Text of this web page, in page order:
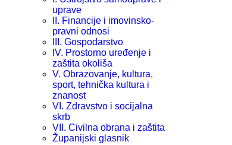
uprave
II. Financije i imovinsko-
pravni odnosi
III. Gospodarstvo
IV. Prostorno uređenje i
zaštita okoliša
V. Obrazovanje, kultura,
sport, tehnička kultura i
znanost
VI. Zdravstvo i socijalna
skrb
VII. Civilna obrana i zaštita
Županijski glasnik